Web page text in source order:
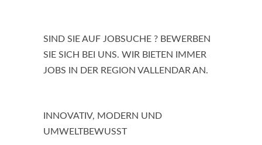
SIND SIE AUF JOBSUCHE ? BEWERBEN
SIE SICH BEI UNS. WIR BIETEN IMMER
JOBS IN DER REGION VALLENDAR AN.
INNOVATIV, MODERN UND
UMWELTBEWUSST